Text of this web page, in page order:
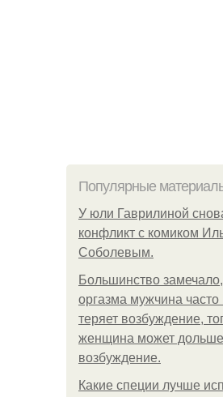
Популярные
У юли Гаврилиной
конфликт с комиком
Соболевым.
Большинство
оргазма мужчина часто
теряет возбуждение,
женщина может дольше
возбуждение.
Какие специи лучше